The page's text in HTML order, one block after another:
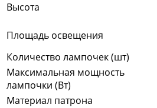
Высота
Площадь освещения
Количество лампочек (шт)
Максимальная мощность
лампочки (Вт)
Материал патрона